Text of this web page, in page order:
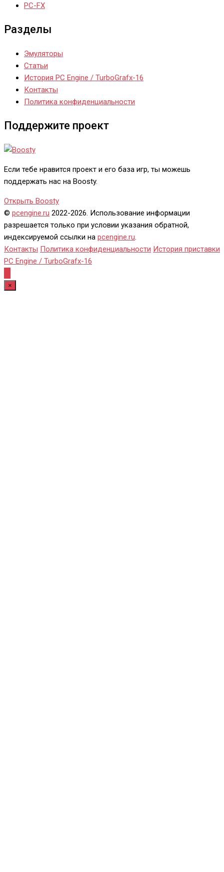
PC-FX
Разделы
Эмуляторы
Статьи
История PC Engine / TurboGrafx-16
Контакты
Политика конфиденциальности
Поддержите проект
Если тебе нравится проект и его база игр, ты можешь
поддержать нас на Boosty.
Открыть Boosty
© pcengine.ru 2022-2026. Использование информации
разрешается только при условии указания обратной,
индексируемой ссылки на pcengine.ru.
Контакты Политика конфиденциальности История приставки
PC Engine / TurboGrafx-16
×